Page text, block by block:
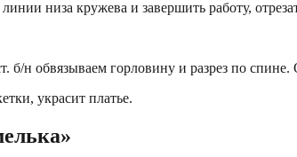
низа кружева и завершить работу,
н обвязываем горловину и разрез по
украсит платье.